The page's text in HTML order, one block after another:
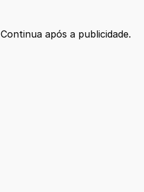
Continua após a publicidade.